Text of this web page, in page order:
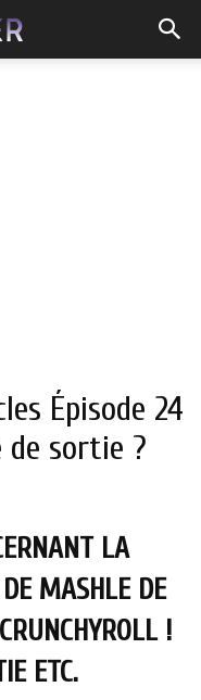
Épisode 24
de sortie ?
LA
MASHLE DE
!
ETC.